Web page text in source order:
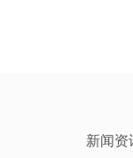
新闻资